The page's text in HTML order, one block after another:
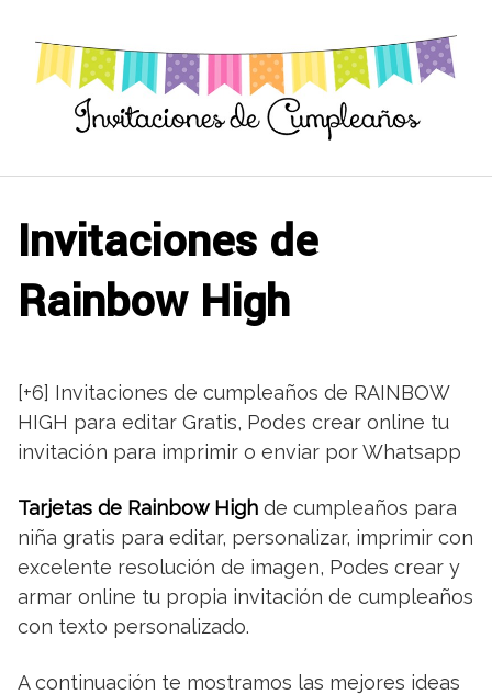
contenido
Invitaciones de
Rainbow High
[+6] Invitaciones de cumpleaños de RAINBOW
HIGH para editar Gratis, Podes crear online tu
invitación para imprimir o enviar por Whatsapp
Tarjetas de Rainbow High de cumpleaños para
niña gratis para editar, personalizar, imprimir con
excelente resolución de imagen, Podes crear y
armar online tu propia invitación de cumpleaños
con texto personalizado.
A continuación te mostramos las mejores ideas